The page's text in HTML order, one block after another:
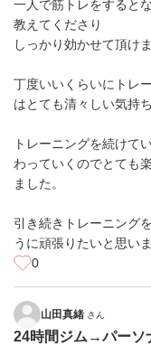
一人で筋トレをすると
教えてくださり
しっかり効かせて頂けま
丁度いいくらいにトレ
はとても清々しい気持
トレーニングを続けて
わっていくのでとても
ました。
引き続きトレーニング
うに頑張りたいと思いま
0
山田真緒 さん
24時間ジム→パーソ